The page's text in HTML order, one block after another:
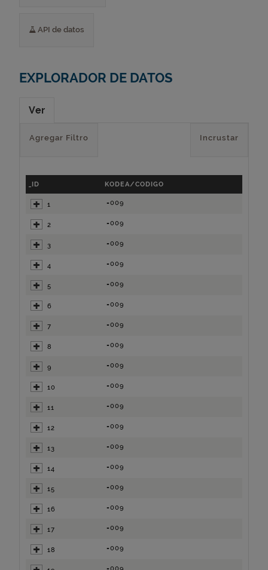
API de datos
EXPLORADOR DE DATOS
Ver
Incrustar
Agregar Filtro
_ID KODEA/CODIGO
1 =009
2 =009
3 =009
4 =009
5 =009
6 =009
7 =009
8 =009
9 =009
10 =009
11 =009
12 =009
13 =009
14 =009
15 =009
16 =009
17 =009
18 =009